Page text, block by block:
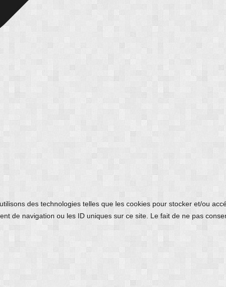
des technologies telles que les cookies pour stocker et/ou
de navigation ou les ID uniques sur ce site. Le fait de ne pas